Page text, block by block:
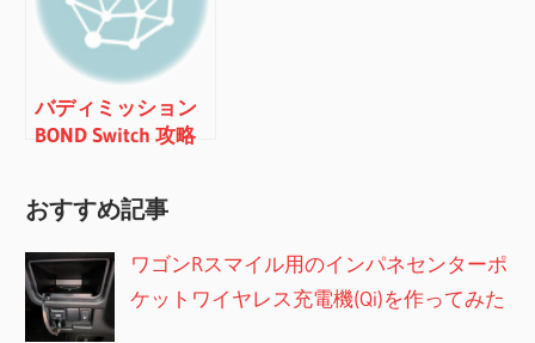
バディミッション
BOND Switch 攻略
おすすめ記事
ワゴンRスマイル用のインパネセンターポ
ケットワイヤレス充電機(Qi)を作ってみた